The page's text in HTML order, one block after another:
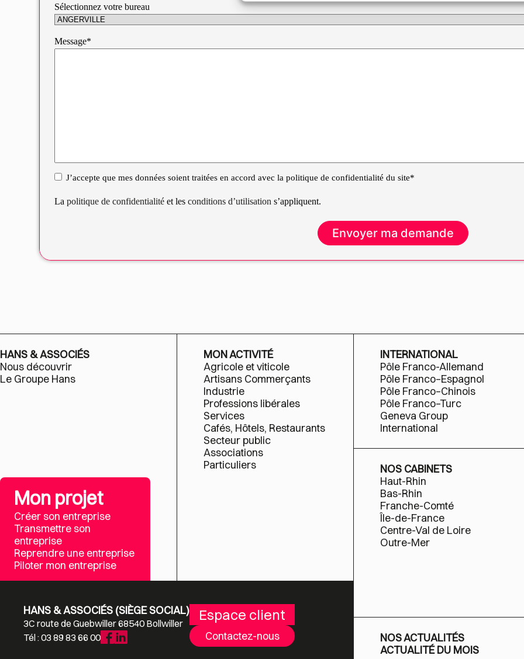
Sélectionnez votre bureau
Message*
RGPDJ’accepte que mes données soient traitées en accord avec la politique de confidentialité du site*
Lapolitique de confidentialité et lesconditions d’utilisations’appliquent.
HANS & ASSOCIÉS
Nous découvrir
Le Groupe Hans
Mon projet
Créer son entreprise
Transmettre son
entreprise
Reprendre une entreprise
Piloter mon entreprise
MON ACTIVITÉ
Agricole et viticole
Artisans Commerçants
Industrie
Professions libérales
Services
Cafés, Hôtels, Restaurants
Secteur public
Associations
Particuliers
HANS & ASSOCIÉS (SIÈGE SOCIAL)
3C route de Guebwiller 68540 Bollwiller
Tél : 03 89 83 66 00
Espace client
Contactez-nous
INTERNATIONAL
Pôle Franco-Allemand
Pôle Franco–Espagnol
Pôle Franco–Chinois
Pôle Franco–Turc
Geneva Group
International
NOS CABINETS
Haut-Rhin
Bas-Rhin
Franche-Comté
Île-de-France
Centre-Val de Loire
Outre-Mer
NOS ACTUALITÉS
ACTUALITÉ DU MOIS